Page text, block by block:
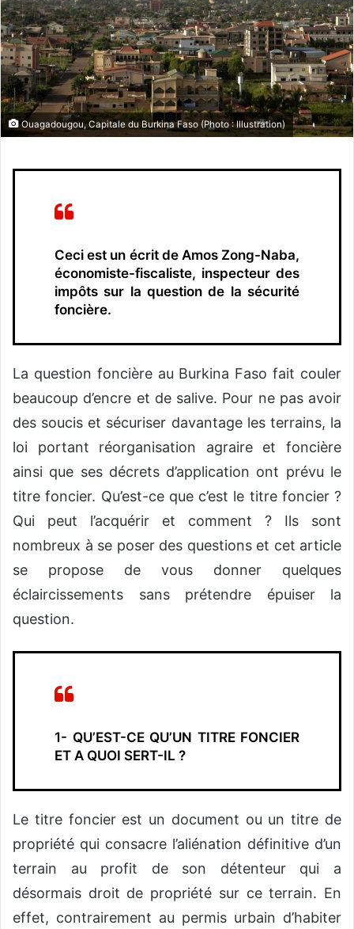
y
e
r
u
n
c
o
Ouagadougou, Capitale du Burkina Faso (Photo : Illustration)
Ceci est un écrit de Amos Zong-Naba,
économiste-fiscaliste, inspecteur des
impôts sur la question de la sécurité
foncière.
La question foncière au Burkina Faso fait couler
beaucoup d’encre et de salive. Pour ne pas avoir
des soucis et sécuriser davantage les terrains, la
loi portant réorganisation agraire et foncière
ainsi que ses décrets d’application ont prévu le
titre foncier. Qu’est-ce que c’est le titre foncier ?
Qui peut l’acquérir et comment ? Ils sont
nombreux à se poser des questions et cet article
se propose de vous donner quelques
éclaircissements sans prétendre épuiser la
question.
1- QU’EST-CE QU’UN TITRE FONCIER
ET A QUOI SERT-IL ?
Le titre foncier est un document ou un titre de
propriété qui consacre l’aliénation définitive d’un
terrain au profit de son détenteur qui a
désormais droit de propriété sur ce terrain. En
effet, contrairement au permis urbain d’habiter